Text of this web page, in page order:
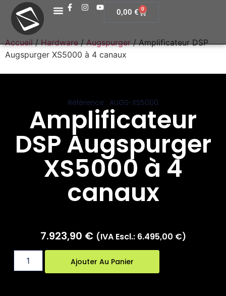
0,00 € 0
Accueil/Hardware/Augspurger/ Amplificateur DSP
Augspurger XS5000 à 4 canaux
Référence : AUGS-XS5000
Amplificateur
DSP Augspurger
XS5000 à 4
canaux
7.923,90 € (IVA Escl.: 6.495,00 €)
Ajouter Au Panier